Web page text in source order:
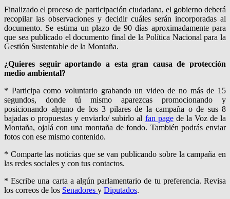
Finalizado el proceso de participación ciudadana, el gobierno deberá
recopilar las observaciones y decidir cuáles serán incorporadas al
documento. Se estima un plazo de 90 días aproximadamente para
que sea publicado el documento final de la Política Nacional para la
Gestión Sustentable de la Montaña.
¿Quieres seguir aportando a esta gran causa de protección
medio ambiental?
* Participa como voluntario grabando un video de no más de 15
segundos, donde tú mismo aparezcas promocionando y
posicionando alguno de los 3 pilares de la campaña o de sus 8
bajadas o propuestas y enviarlo/ subirlo al fan pagede la Voz de la
Montaña, ojalá con una montaña de fondo. También podrás enviar
fotos con ese mismo contenido.
* Comparte las noticias que se van publicando sobre la campaña en
las redes sociales y con tus contactos.
* Escribe una carta a algún parlamentario de tu preferencia. Revisa
los correos de los Senadores y Diputados.